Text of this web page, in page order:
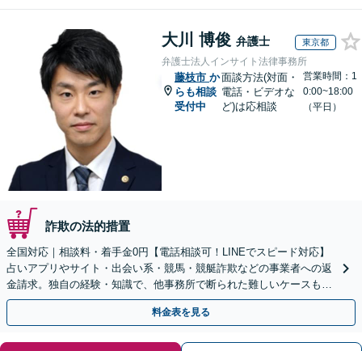
大川 博俊 弁護士 東京都
弁護士法人インサイト法律事務所
藤枝市 か
らも相談
受付中
面談方法(対面・
電話・ビデオな
ど)は応相談
営業時間：1
0:00~18:00
（平日）
詐欺の法的措置
全国対応｜相談料・着手金0円【電話相談可！LINEでスピード対応】
占いアプリやサイト・出会い系・競馬・競艇詐欺などの事業者への返
金請求。独自の経験・知識で、他事務所で断られた難しいケースも解
決に導いた実績あり。まずはお気軽にご相談ください
料金表を見る